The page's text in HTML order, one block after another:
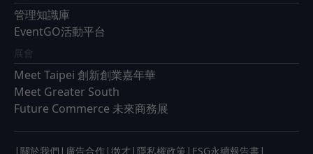
管理知識庫
EventGO活動平台
展會
Meet Taipei 創新創業嘉年華
Meet Greater South
Future Commerce 未來商務展
關於我們 廣告合作 徵才 隱私權政策 ESG永續報告書